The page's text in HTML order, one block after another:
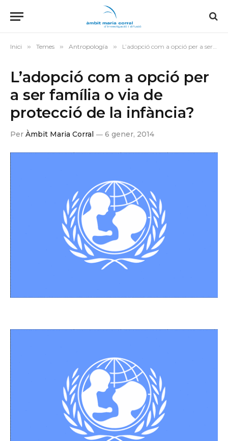
Inici » Temes » Antropología » L’adopció com a opció per a ser família o via de protecció de la infància?
L’adopció com a opció per
a ser família o via de
protecció de la infància?
Per Àmbit Maria Corral 6 gener, 2014